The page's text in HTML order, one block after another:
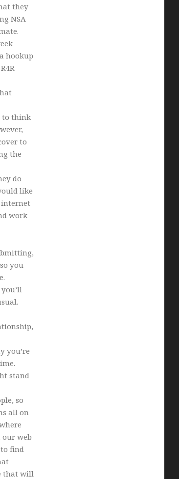
they
NSA
hookup
to think
to
the
do
like
internet
work
you
you’re
stand
so
all on
our web
find
that will